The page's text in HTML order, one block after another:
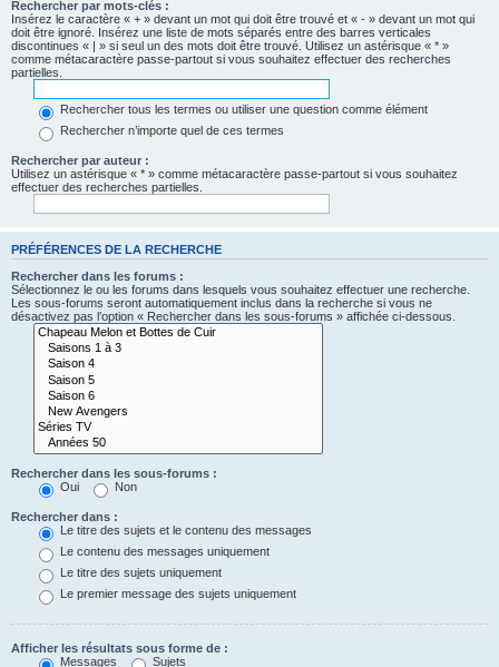
Rechercher par mots-clés :
Insérez le caractère « + » devant un mot qui doit être trouvé et « - » devant un mot qui
doit être ignoré. Insérez une liste de mots séparés entre des barres verticales
discontinues « | » si seul un des mots doit être trouvé. Utilisez un astérisque « * »
comme métacaractère passe-partout si vous souhaitez effectuer des recherches
partielles.
Rechercher tous les termes ou utiliser une question comme élément
Rechercher n’importe quel de ces termes
Rechercher par auteur :
Utilisez un astérisque « * » comme métacaractère passe-partout si vous souhaitez
effectuer des recherches partielles.
PRÉFÉRENCES DE LA RECHERCHE
Rechercher dans les forums :
Sélectionnez le ou les forums dans lesquels vous souhaitez effectuer une recherche.
Les sous-forums seront automatiquement inclus dans la recherche si vous ne
désactivez pas l’option « Rechercher dans les sous-forums » affichée ci-dessous.
Rechercher dans les sous-forums :
Oui
Non
Rechercher dans :
Le titre des sujets et le contenu des messages
Le contenu des messages uniquement
Le titre des sujets uniquement
Le premier message des sujets uniquement
Afficher les résultats sous forme de :
Messages
Sujets